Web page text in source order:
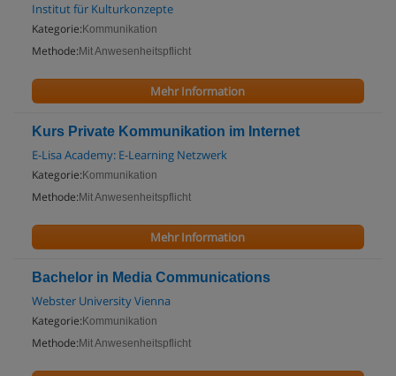
Institut für Kulturkonzepte
Kategorie: Kommunikation
Methode: Mit Anwesenheitspflicht
Mehr Information
Kurs Private Kommunikation im Internet
E-Lisa Academy: E-Learning Netzwerk
Kategorie: Kommunikation
Methode: Mit Anwesenheitspflicht
Mehr Information
Bachelor in Media Communications
Webster University Vienna
Kategorie: Kommunikation
Methode: Mit Anwesenheitspflicht